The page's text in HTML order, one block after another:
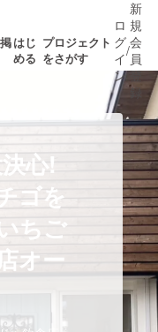
はじ
める
プロジェクト
をさがす
終了が近いプ
クト
もうすぐ公開
されます
ゲーム・
ロ
グ
イ
ン
/
新
規
会
員
登
録
心!
ゴを
ちご
オー